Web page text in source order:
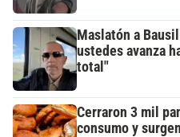
Maslatón a
ustedes avanza
total"
Cerraron 3 mil
consumo y